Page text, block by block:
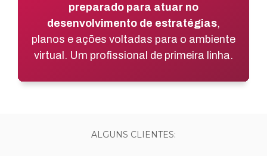
preparado para atuar no
desenvolvimento de estratégias,
planos e ações voltadas para o ambiente
virtual. Um profissional de primeira linha.
ALGUNS CLIENTES: